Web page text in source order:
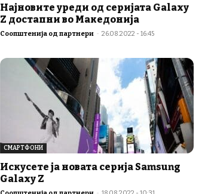
Најновите уреди од серијата Galaxy
Z достапни во Македонија
Соопштенија од партнери - 26.08.2022 - 16:45
СМАРТФОНИ
Искусете ја новата серија Samsung
Galaxy Z